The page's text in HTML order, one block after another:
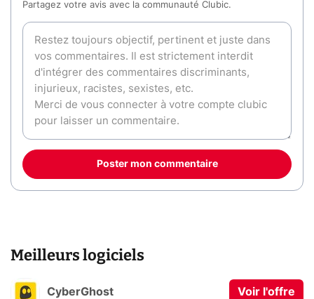
Partagez votre avis avec la communauté Clubic.
Poster mon commentaire
Meilleurs logiciels
CyberGhost Voir l'offre